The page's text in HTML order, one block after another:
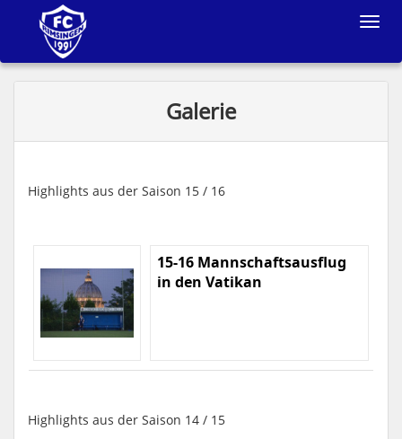
Toggle
Galerie
Highlights aus der Saison 15 / 16
15-16 Mannschaftsausflug
in den Vatikan
Highlights aus der Saison 14 / 15